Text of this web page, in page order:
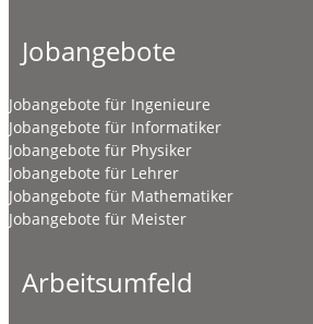
Jobangebote
Jobangebote für Ingenieure
Jobangebote für Informatiker
Jobangebote für Physiker
Jobangebote für Lehrer
Jobangebote für Mathematiker
Jobangebote für Meister
Arbeitsumfeld